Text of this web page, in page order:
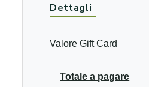
Dettagli
Valore Gift Card
Totale a pagare